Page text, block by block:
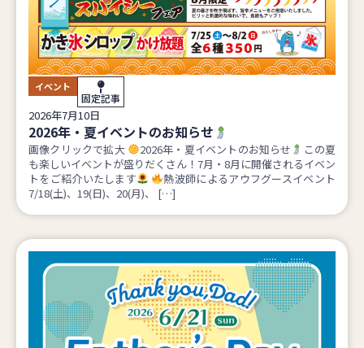
イベント
固定記事
2026年7月10日
2026年・夏イベントのお知らせ
画像クリックで拡大 2026年・夏イベントのお知らせ
この夏
も楽しいイベントが盛りだくさん！7月・8月に開催されるイベン
トをご紹介いたします
熱波師によるアウフグースイベント
7/18(土)、19(日)、20(月)、 […]